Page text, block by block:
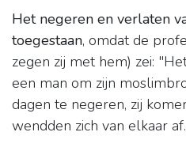
Het negeren en verlaten
toegestaan, omdat de
zegen zij met hem) zei:
een man om zijn
dagen te negeren, zij
wendden zich van elkaar af.